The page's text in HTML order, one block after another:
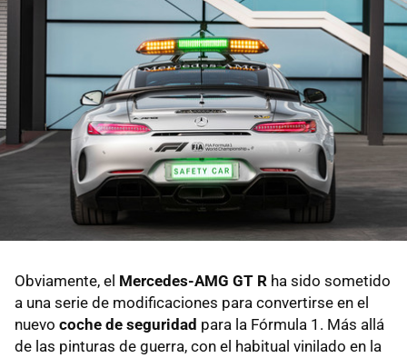
Obviamente, el Mercedes-AMG GT R ha sido sometido
a una serie de modificaciones para convertirse en el
nuevo coche de seguridad para la Fórmula 1. Más allá
de las pinturas de guerra, con el habitual vinilado en la